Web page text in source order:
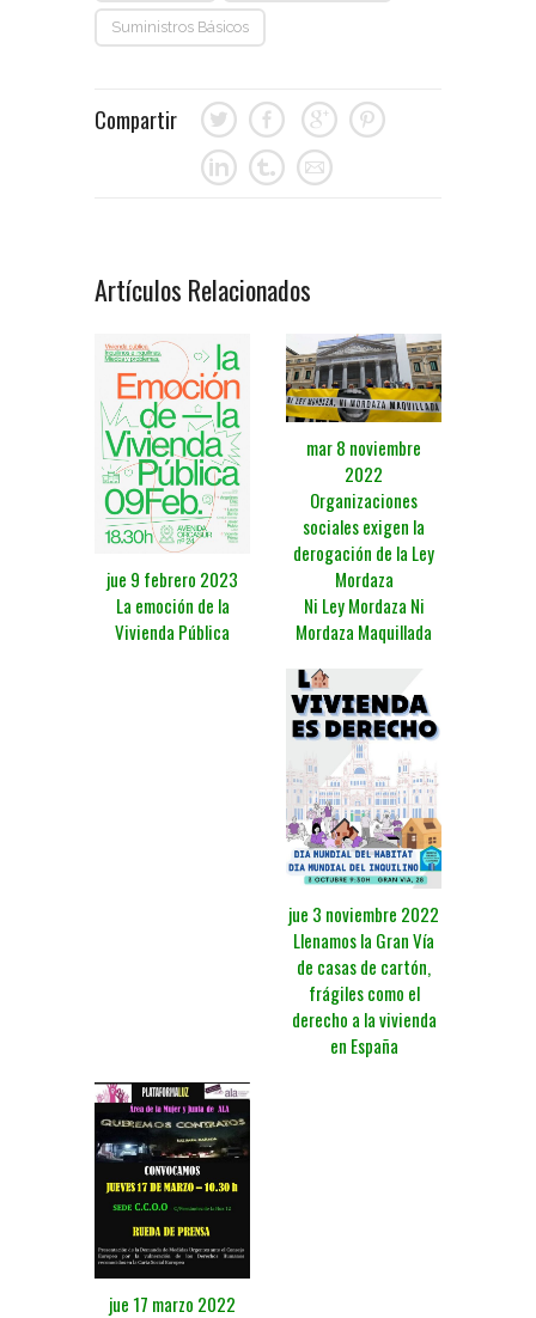
Suministros Básicos
Compartir
Artículos Relacionados
jue 9 febrero 2023
La emoción de la
Vivienda Pública
mar 8 noviembre
2022
Organizaciones
sociales exigen la
derogación de la Ley
Mordaza
Ni Ley Mordaza Ni
Mordaza Maquillada
jue 3 noviembre 2022
Llenamos la Gran Vía
de casas de cartón,
frágiles como el
derecho a la vivienda
en España
jue 17 marzo 2022